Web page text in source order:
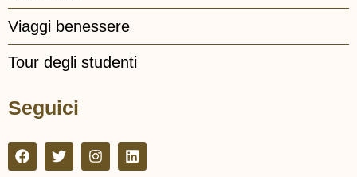
Viaggi benessere
Tour degli studenti
Seguici